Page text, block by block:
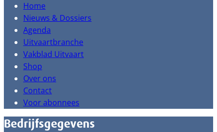
Home
Nieuws & Dossiers
Agenda
Uitvaartbranche
Vakblad Uitvaart
Shop
Over ons
Contact
Voor abonnees
Bedrijfsgegevens